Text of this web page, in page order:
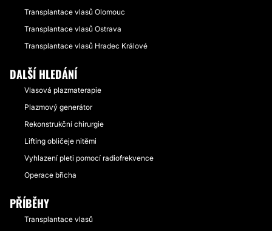
Transplantace vlasů Olomouc
Transplantace vlasů Ostrava
Transplantace vlasů Hradec Králové
DALŠÍ HLEDÁNÍ
Vlasová plazmaterapie
Plazmový generátor
Rekonstrukční chirurgie
Lifting obličeje nitěmi
Vyhlazení pleti pomocí radiofrekvence
Operace břicha
PŘÍBĚHY
Transplantace vlasů